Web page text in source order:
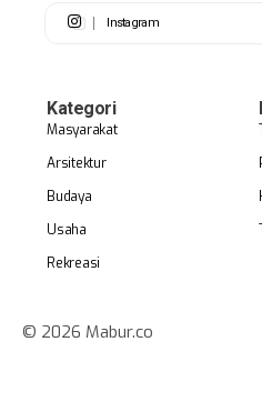
Instagram
Kategori
Masyarakat
Arsitektur
Budaya
Usaha
Rekreasi
© 2026 Mabur.co